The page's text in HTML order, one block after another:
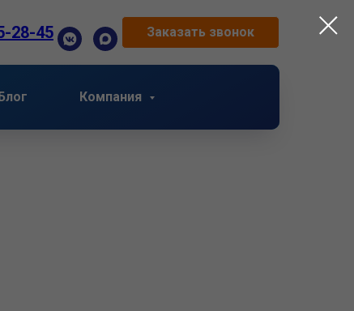
28-45 Заказать звонок
Компания